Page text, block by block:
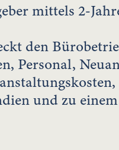
mittels 2-
den
Personal,
und zu